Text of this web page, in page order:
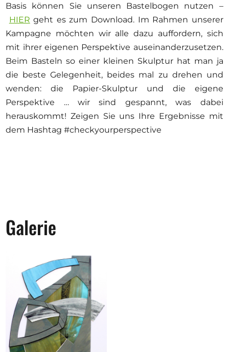
Basis können Sie unseren Bastelbogen nutzen –
HIER geht es zum Download. Im Rahmen unserer
Kampagne möchten wir alle dazu auffordern, sich
mit ihrer eigenen Perspektive auseinanderzusetzen.
Beim Basteln so einer kleinen Skulptur hat man ja
die beste Gelegenheit, beides mal zu drehen und
wenden: die Papier-Skulptur und die eigene
Perspektive … wir sind gespannt, was dabei
herauskommt! Zeigen Sie uns Ihre Ergebnisse mit
dem Hashtag #checkyourperspective
Galerie